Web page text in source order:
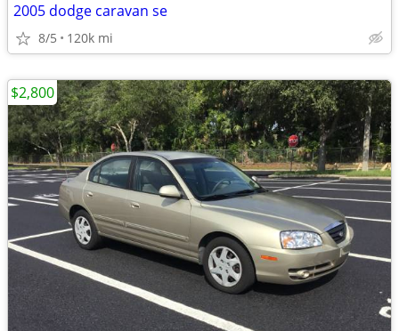
2005 dodge caravan se
8/5 120k mi
$2,800